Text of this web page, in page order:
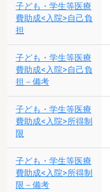
子ども・学生等医療
費助成<入院>自己負
担
子ども・学生等医療
費助成<入院>自己負
担－備考
子ども・学生等医療
費助成<入院>所得制
限
子ども・学生等医療
費助成<入院>所得制
限－備考